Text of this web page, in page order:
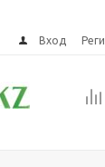
Вход